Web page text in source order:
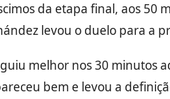
da etapa final, aos 50
levou o duelo para a
melhor nos 30
bem e levou a